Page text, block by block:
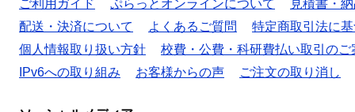
ご利用ガイド
ぷらっとオンラインについて
見積書・
配送・決済について
よくあるご質問
特定商取引法に
個人情報取り扱い方針
校費・公費・科研費払い取引のご
IPv6への取り組み
お客様からの声 ご注文の取り消し